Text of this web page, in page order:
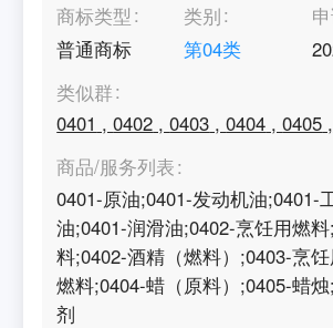
商标类型
普通商标
类别
第04类
类似群
0401 ,0402 ,0403 ,0404 ,0405
商品/服务列表
0401-原油;0401-发动机油;0401-
油;0401-润滑油;0402-烹饪用燃
料;0402-酒精（燃料）;0403-烹
燃料;0404-蜡（原料）;0405-蜡
剂